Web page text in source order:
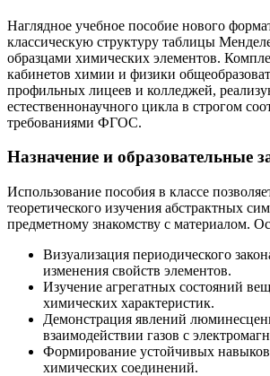
Наглядное учебное пособие нового
классическую структуру таблицы
образцами химических элементов.
кабинетов химии и физики
профильных лицеев и колледжей,
естественнонаучного цикла в строгом
требованиями ФГОС.
Назначение и образовательные
Использование пособия в классе
теоретического изучения абстрактных
предметному знакомству с материалом.
Визуализация периодического
изменения свойств элементов.
Изучение агрегатных состояний
химических характеристик.
Демонстрация явлений
взаимодействии газов с
Формирование устойчивых
химических соединений.